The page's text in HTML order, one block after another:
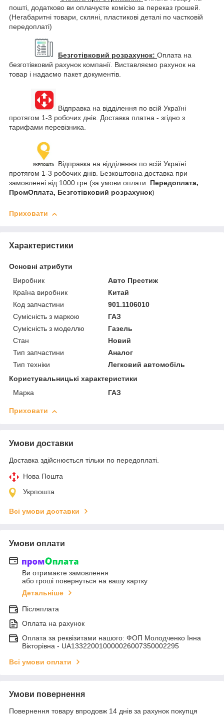
пошті, додатково ви оплачуєте комісію за переказ грошей.
(Негабаритні товари, скляні, пластикові деталі по частковій
передоплаті)
Безготівковий розрахунок: Оплата на
безготівковий рахунок компанії. Виставляємо рахунок на
товар і надаємо пакет документів.
Відправка на відділення по всій Україні
протягом 1-3 робочих днів. Доставка платна - згідно з
тарифами перевізника.
Відправка на відділення по всій Україні
протягом 1-3 робочих днів. Безкоштовна доставка при
замовленні від 1000 грн (за умови оплати: Передоплата,
ПромОплата, Безготівковий розрахунок)
Приховати
Характеристики
Основні атрибути
Виробник
Авто Престиж
Країна виробник
Китай
Код запчастини
901.1106010
Сумісність з маркою
ГАЗ
Сумісність з моделлю
Газель
Стан
Новий
Тип запчастини
Аналог
Тип техніки
Легковий автомобіль
Користувальницькі характеристики
Марка
ГАЗ
Приховати
Умови доставки
Доставка здійснюється тільки по передоплаті.
Нова Пошта
Укрпошта
Всі умови доставки
Умови оплати
Ви отримаєте замовлення
або гроші повернуться на вашу картку
Детальніше
Післяплата
Оплата на рахунок
Оплата за реквізитами нашого: ФОП Молодченко Інна
Вікторівна - UA133220010000026007350002295
Всі умови оплати
Умови повернення
Повернення товару впродовж 14 днів за рахунок покупця